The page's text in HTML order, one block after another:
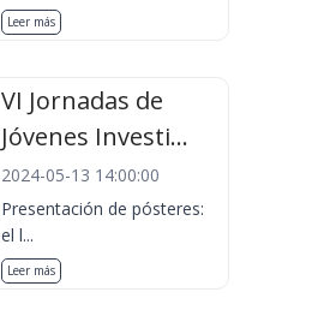
Leer más
VI Jornadas de
Jóvenes Investi...
2024-05-13 14:00:00
Presentación de pósteres:
el l...
Leer más